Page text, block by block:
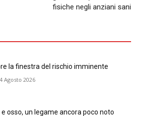
fisiche negli anziani sani
la finestra del rischio imminente
4 Agosto 2026
osso, un legame ancora poco noto